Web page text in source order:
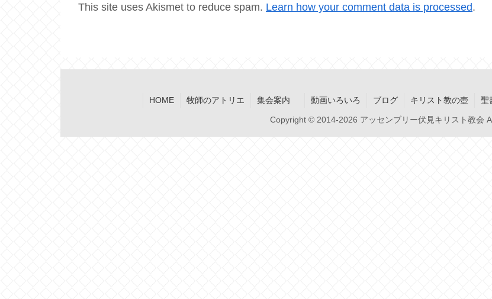
This site uses Akismet to reduce spam. Learn how your comment data is processed.
HOME 牧師のアトリエ 集会案内 動画いろいろ ブログ キリスト教の壺 聖
Copyright © 2014-2026 アッセンブリー伏見キリスト教会